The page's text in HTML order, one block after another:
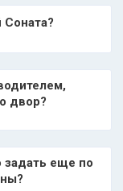
двор?
задать еще по